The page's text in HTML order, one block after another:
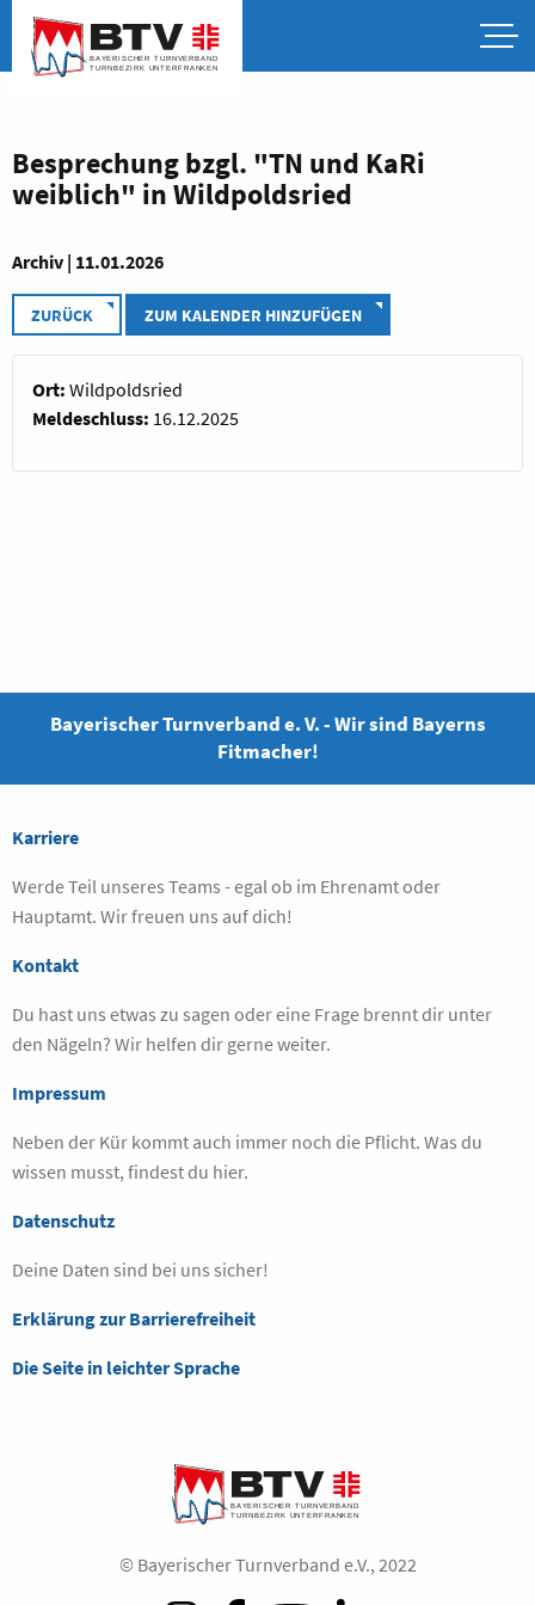
Besprechung bzgl. "TN und KaRi
weiblich" in Wildpoldsried
Archiv | 11.01.2026
ZURÜCK ZUM KALENDER HINZUFÜGEN
Ort: Wildpoldsried
Meldeschluss: 16.12.2025
Bayerischer Turnverband e. V. - Wir sind Bayerns
Fitmacher!
Karriere
Werde Teil unseres Teams - egal ob im Ehrenamt oder
Hauptamt. Wir freuen uns auf dich!
Kontakt
Du hast uns etwas zu sagen oder eine Frage brennt dir unter
den Nägeln? Wir helfen dir gerne weiter.
Impressum
Neben der Kür kommt auch immer noch die Pflicht. Was du
wissen musst, findest du hier.
Datenschutz
Deine Daten sind bei uns sicher!
Erklärung zur Barrierefreiheit
Die Seite in leichter Sprache
© Bayerischer Turnverband e.V., 2022